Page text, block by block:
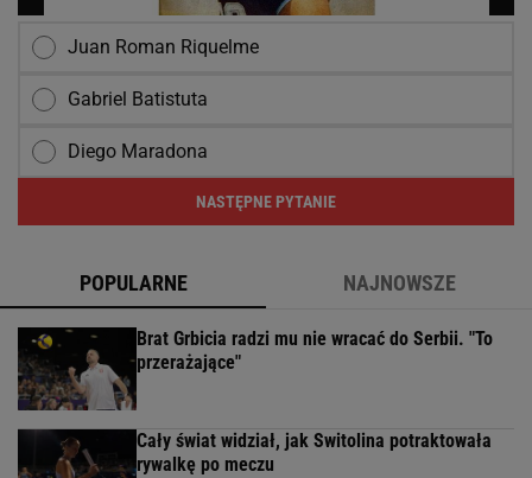
Juan Roman Riquelme
Gabriel Batistuta
Diego Maradona
NASTĘPNE PYTANIE
POPULARNE NAJNOWSZE
Brat Grbicia radzi mu nie wracać do Serbii. "To
przerażające"
Cały świat widział, jak Switolina potraktowała
rywalkę po meczu